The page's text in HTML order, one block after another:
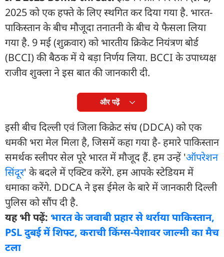
2025 को एक हफ्ते के ल‍िए स्थगित कर दिया गया है. भारत-
पाकिस्तान के बीच मौजूदा तनातनी के बीच ये फैसला लिया
गया है. 9 मई (शुक्रवार) को भारतीय क्रिकेट नियंत्रण बोर्ड
(BCCI) की बैठक में ये बड़ा निर्णय लिया. BCCI के उपाध्यक्ष
राजीव शुक्ला ने इस बात की जानकारी दी.
और पढ़ें
इसी बीच द‍िल्ली एवं जिला किक्रेट संघ (DDCA) को एक
धमकी भरा मेल मिला है, जिसमें कहा गया है- हमारे पाकिस्तान
समर्थक स्लीपर सेल पूरे भारत में मौजूद हैं. हम उन्हें 'ऑपरेशन
सिंदूर' के बदले में एक्टिव करेंगे. हम आपके स्टेडियम में
धमाका करेंगे. DDCA ने इस ईमेल के बारे में जानकारी दिल्ली
पुलिस को सौंप दी है.
यह भी पढ़ें: भारत के जवाबी प्रहार से थर्राया पाकिस्तान,
PSL दुबई में श‍िफ्ट, कराची किंग्स-पेशावर जाल्मी का मैच
टला